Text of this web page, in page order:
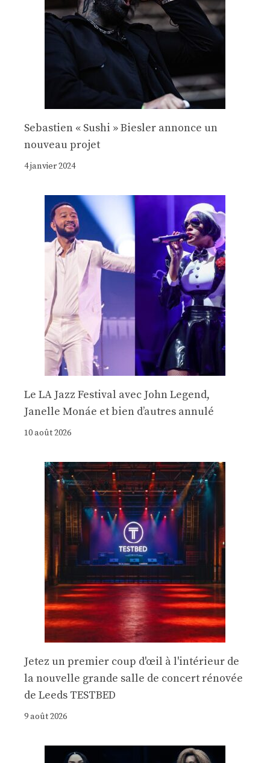
Sebastien « Sushi » Biesler annonce un
nouveau projet
4 janvier 2024
Le LA Jazz Festival avec John Legend,
Janelle Monáe et bien d’autres annulé
10 août 2026
Jetez un premier coup d'œil à l'intérieur de
la nouvelle grande salle de concert rénovée
de Leeds TESTBED
9 août 2026